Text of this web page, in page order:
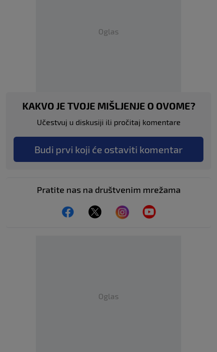
Oglas
KAKVO JE TVOJE MIŠLJENJE O OVOME?
Učestvuj u diskusiji ili pročitaj komentare
Budi prvi koji će ostaviti komentar
Pratite nas na društvenim mrežama
Oglas